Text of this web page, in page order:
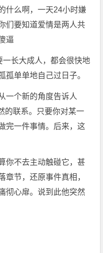
什么啊，一天24小时嫌
们要知道爱情是两人共
逼
一长大成人，都会很快地
单单地自己过日子。
一个新的角度告诉人
的联系。只要你对某一
完一件事情。后来，这
你不去主动触碰它，甚
节，还原事件真相，
彻心扉。说到此他突然